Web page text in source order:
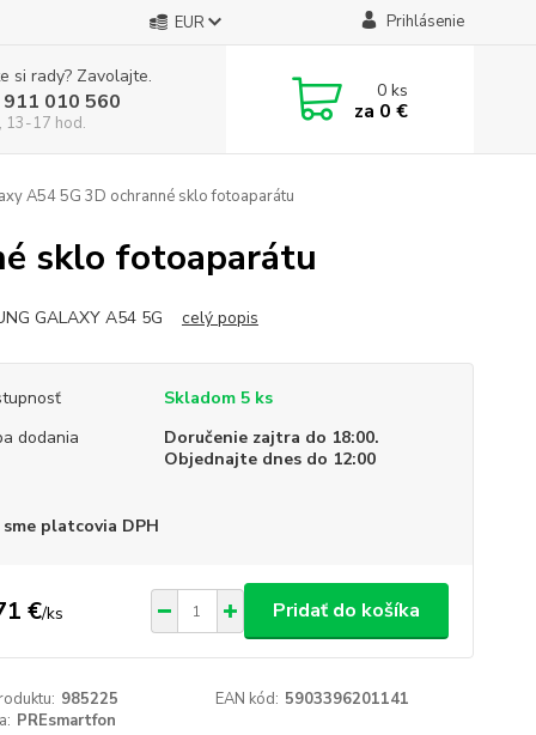
EUR Prihlásenie
si rady? Zavolajte.
010 560
13-17 hod.
0ks
za 0 €
A54 5G 3D ochranné sklo fotoaparátu
sklo fotoaparátu
GALAXY A54 5G celý popis
Skladom 5 ks
dodania
Doručenie zajtra do 18:00.
Objednajte dnes do 12:00
sme platcovia DPH
€/ks Pridať do košíka
985225 EAN kód: 5903396201141
PREsmartfon